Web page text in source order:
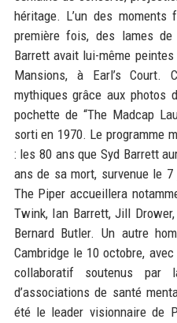
héritage. L’un des moments
première fois, des lames
Barrett avait lui-même
Mansions, à Earl’s Court.
mythiques grâce aux photos
pochette de “The Madcap
sorti en 1970. Le programme
: les 80 ans que Syd Barrett
ans de sa mort, survenue le
The Piper accueillera
Twink, Ian Barrett, Jill
Bernard Butler. Un autre
Cambridge le 10 octobre,
collaboratif soutenus
d’associations de santé
été le leader visionnaire de